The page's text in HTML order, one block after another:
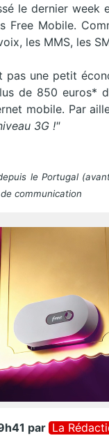
le dernier
Free Mobile.
les MMS, les
pas une petit
de 850
mobile. Par
3G !"
le Portugal
communication
par La